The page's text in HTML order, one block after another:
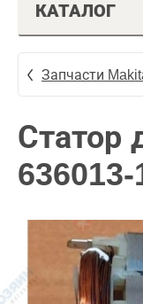
КАТАЛОГ
Запчасти
Статор